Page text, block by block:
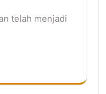
telah menjadi